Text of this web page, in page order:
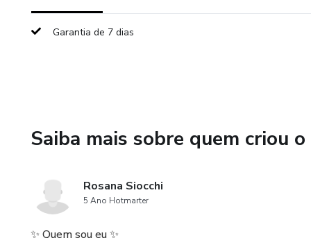
Aqui você não vai encontrar
Garantia de 7 dias
Saiba mais sobre quem criou
Rosana Siocchi
5 Ano Hotmarter
✨ Quem sou eu ✨